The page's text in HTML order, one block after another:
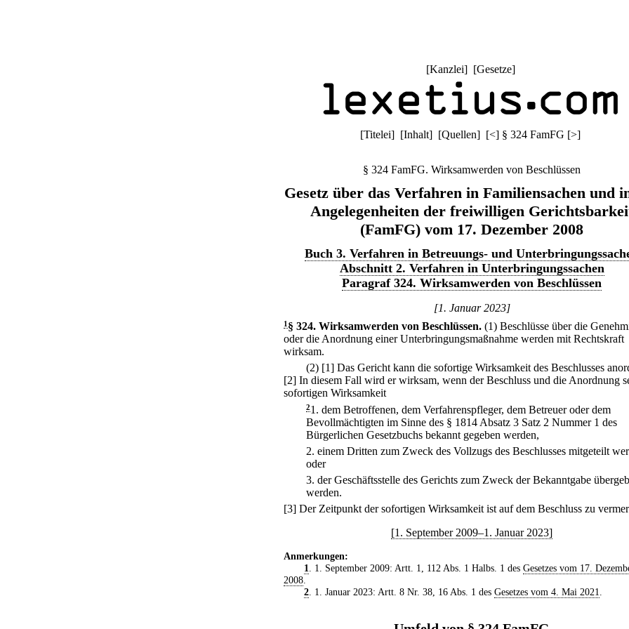
[Kanzlei] [Gesetze]
[Titelei] [Inhalt] [Quellen] [<] § 324 FamFG [>]
§ 324 FamFG. Wirksamwerden von Beschlüssen
Gesetz über das Verfahren in Familiensachen und
Angelegenheiten der freiwilligen
(FamFG) vom 17. Dezember 2008
Buch 3. Verfahren in Betreuungs- und
Abschnitt 2. Verfahren in Unterbringungssachen
Paragraf 324. Wirksamwerden von Beschlüssen
[1. Januar 2023]
1 § 324. Wirksamwerden von Beschlüssen. (1) Beschlüsse über die
oder die Anordnung einer Unterbringungsmaßnahme werden mit Rechtskraft
wirksam.
(2) [1] Das Gericht kann die sofortige Wirksamkeit des Beschlusses
[2] In diesem Fall wird er wirksam, wenn der Beschluss und die Anordnung
sofortigen Wirksamkeit
21. dem Betroffenen, dem Verfahrenspfleger, dem Betreuer oder dem
Bevollmächtigten im Sinne des § 1814 Absatz 3 Satz 2 Nummer 1 des
Bürgerlichen Gesetzbuchs bekannt gegeben werden,
2. einem Dritten zum Zweck des Vollzugs des Beschlusses mitgeteilt
oder
3. der Geschäftsstelle des Gerichts zum Zweck der Bekanntgabe
werden.
[3] Der Zeitpunkt der sofortigen Wirksamkeit ist auf dem Beschluss zu
[1. September 2009–1. Januar 2023]
Anmerkungen:
1. 1. September 2009: Artt. 1, 112 Abs. 1 Halbs. 1 des Gesetzes vom 17.
2008.
2. 1. Januar 2023: Artt. 8 Nr. 38, 16 Abs. 1 des Gesetzes vom 4. Mai 2021.